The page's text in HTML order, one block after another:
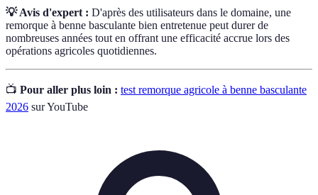
💡 Avis d'expert : D'après des utilisateurs dans le domaine, une
remorque à benne basculante bien entretenue peut durer de
nombreuses années tout en offrant une efficacité accrue lors des
opérations agricoles quotidiennes.
📺 Pour aller plus loin : test remorque agricole à benne basculante
2026 sur YouTube